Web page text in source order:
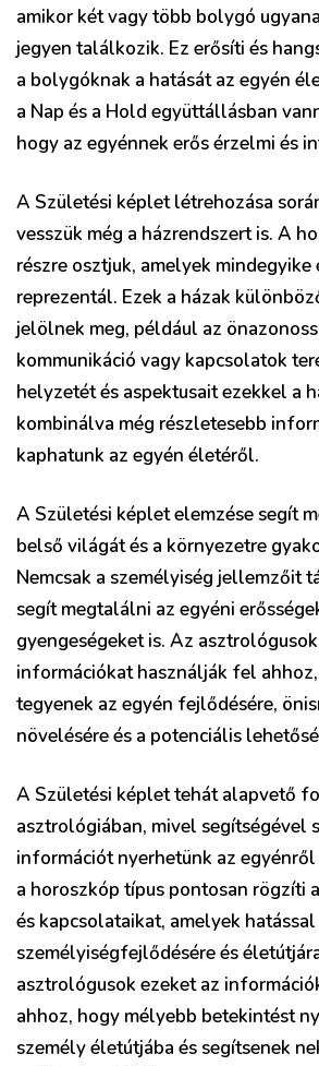
amikor két vagy több bolygó
jegyen találkozik. Ez erősíti és
a bolygóknak a hatását az egyén
a Nap és a Hold együttállásban
hogy az egyénnek erős érzelmi és
A Születési képlet létrehozása
vesszük még a házrendszert is. A
részre osztjuk, amelyek
reprezentál. Ezek a házak
jelölnek meg, például az
kommunikáció vagy kapcsolatok
helyzetét és aspektusait ezekkel a
kombinálva még részletesebb
kaphatunk az egyén életéről.
A Születési képlet elemzése segít
belső világát és a környezetre
Nemcsak a személyiség jellemzőit
segít megtalálni az egyéni
gyengeségeket is. Az
információkat használják fel
tegyenek az egyén fejlődésére,
növelésére és a potenciális
A Születési képlet tehát alapvető
asztrológiában, mivel segítségével
információt nyerhetünk az
a horoszkóp típus pontosan rögzíti
és kapcsolataikat, amelyek
személyiségfejlődésére és
asztrológusok ezeket az
ahhoz, hogy mélyebb betekintést
személy életútjába és segítsenek